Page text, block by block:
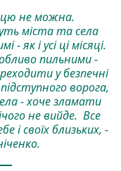
не можна.
міста та села
як і усі ці місяці.
пильними -
у безпечні
ворога,
- хоче зламати
не вийде. Все
і своїх близьких, -